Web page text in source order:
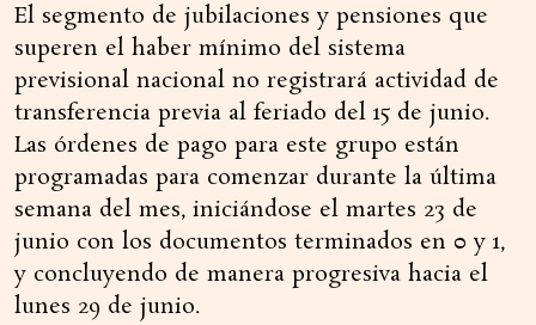
El segmento de jubilaciones y pensiones que
superen el haber mínimo del sistema
previsional nacional no registrará actividad de
transferencia previa al feriado del 15 de junio.
Las órdenes de pago para este grupo están
programadas para comenzar durante la última
semana del mes, iniciándose el martes 23 de
junio con los documentos terminados en 0 y 1,
y concluyendo de manera progresiva hacia el
lunes 29 de junio.